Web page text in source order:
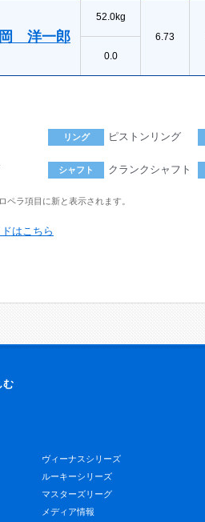
洋一郎
52.0kg
6.73
0.0
リング ピストンリング
シャフト クランクシャフト
ペラ項目に新と表示されます。
はこちら
む
ヴィーナスシリーズ
ルーキーシリーズ
マスターズリーグ
メディア情報